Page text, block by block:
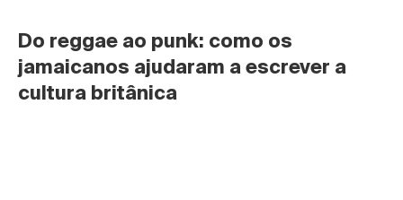
Do reggae ao punk: como os
jamaicanos ajudaram a escrever a
cultura britânica